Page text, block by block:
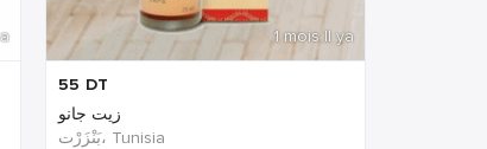
1 mois Il ya
55 DT
زيت جانو
بَنْزَرْت‎، Tunisia